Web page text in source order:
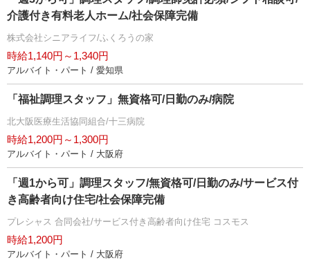
介護付き有料老人ホーム/社会保障完備
株式会社シニアライフ/ふくろうの家
時給1,140円～1,340円
アルバイト・パート / 愛知県
「福祉調理スタッフ」無資格可/日勤のみ/病院
北大阪医療生活協同組合/十三病院
時給1,200円～1,300円
アルバイト・パート / 大阪府
「週1から可」調理スタッフ/無資格可/日勤のみ/サービス付
き高齢者向け住宅/社会保障完備
プレシャス 合同会社/サービス付き高齢者向け住宅 コスモス
時給1,200円
アルバイト・パート / 大阪府